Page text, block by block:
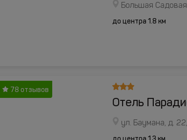
Большая
до центра 1.8 км
78 отзывов
Отель
ул. Баумана, д.